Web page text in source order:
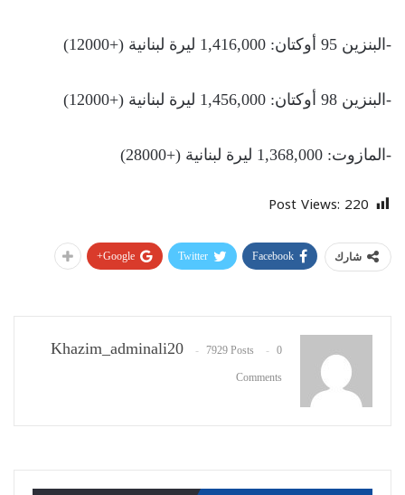
-البنزين 95 أوكتان: 1,416,000 ليرة لبنانية (+12000)
-البنزين 98 أوكتان: 1,456,000 ليرة لبنانية (+12000)
-المازوت: 1,368,000 ليرة لبنانية (+28000)
Post Views: 220
شارك Facebook
Twitter
Google+
Khazim_adminali20 7929 Posts 0
Comments